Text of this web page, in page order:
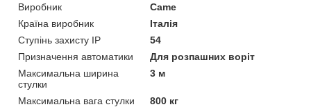
Виробник
Came
Країна виробник
Італія
Ступінь захисту IP
54
Призначення автоматики
Для розпашних воріт
Максимальна ширина
стулки
3 м
Максимальна вага стулки 800 кг